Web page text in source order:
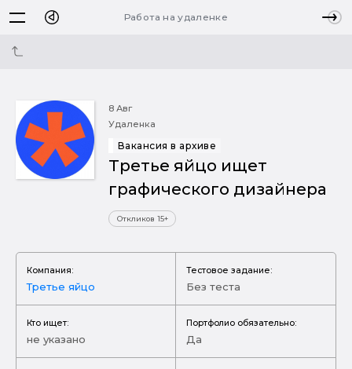
Работа на удаленке
8 Авг
Удаленка
Вакансия в архиве
Третье яйцо ищет
графического дизайнера
Откликов 15+
Компания:
Третье яйцо
Тестовое задание:
Без теста
Кто ищет:
не указано
Портфолио обязательно:
Да